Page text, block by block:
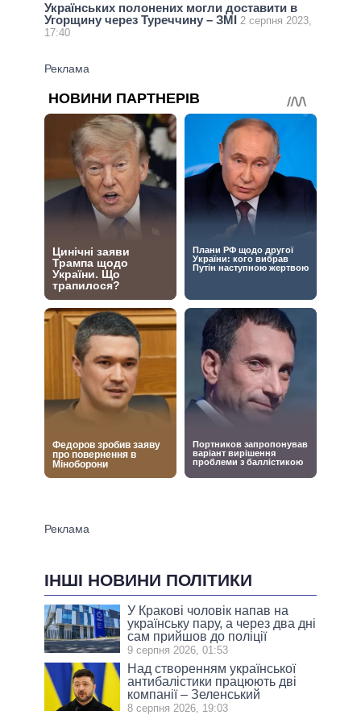
Українських полонених могли доставити в
Угорщину через Туреччину – ЗМІ 2 серпня 2023,
17:40
ІНШІ НОВИНИ ПОЛІТИКИ
У Кракові чоловік напав на
українську пару, а через два дні
сам прийшов до поліції
9 серпня 2026, 01:53
Над створенням української
антибалістики працюють дві
компанії – Зеленський
8 серпня 2026, 19:03